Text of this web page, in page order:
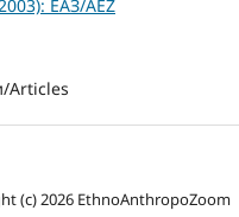
ЕАЗ/AEZ
Articles
(c) 2026 EthnoAnthropoZoom